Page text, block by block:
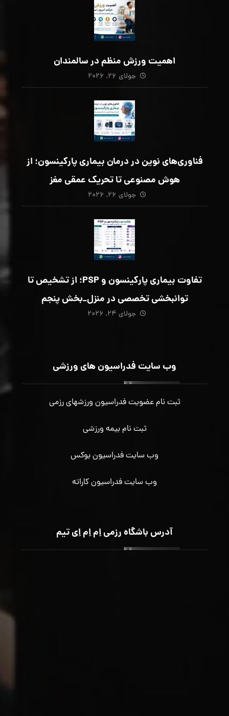
اهمیت ورزش منظم در سالمندان
جولای ۲۶, ۲۰۲۶
فناوری‌های نوین در درمان بیماری پارکینسون؛ از
هوش مصنوعی تا تحریک عمقی مغز
جولای ۲۶, ۲۰۲۶
تفاوت بیماری پارکینسون و PSP؛ از تشخیص تا
توانبخشی تخصصی در منزل_بخش پنجم
جولای ۲۴, ۲۰۲۶
وب سایت فدراسیون های ورزشی
ثبت نام عضویت فدراسیون ورزشهای رزمی
ثبت نام بیمه ورزشی
وب سایت فدراسیون بوکس
وب سایت فدراسیون کاراته
آدرس باشگاه رزمی اِم اِم اِی تیم